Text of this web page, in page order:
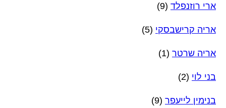
ארי רוזנפלד (9)
אריה קרישבסקי (5)
אריה שרטר (1)
בני לוי (2)
בנימין לייעפר (9)